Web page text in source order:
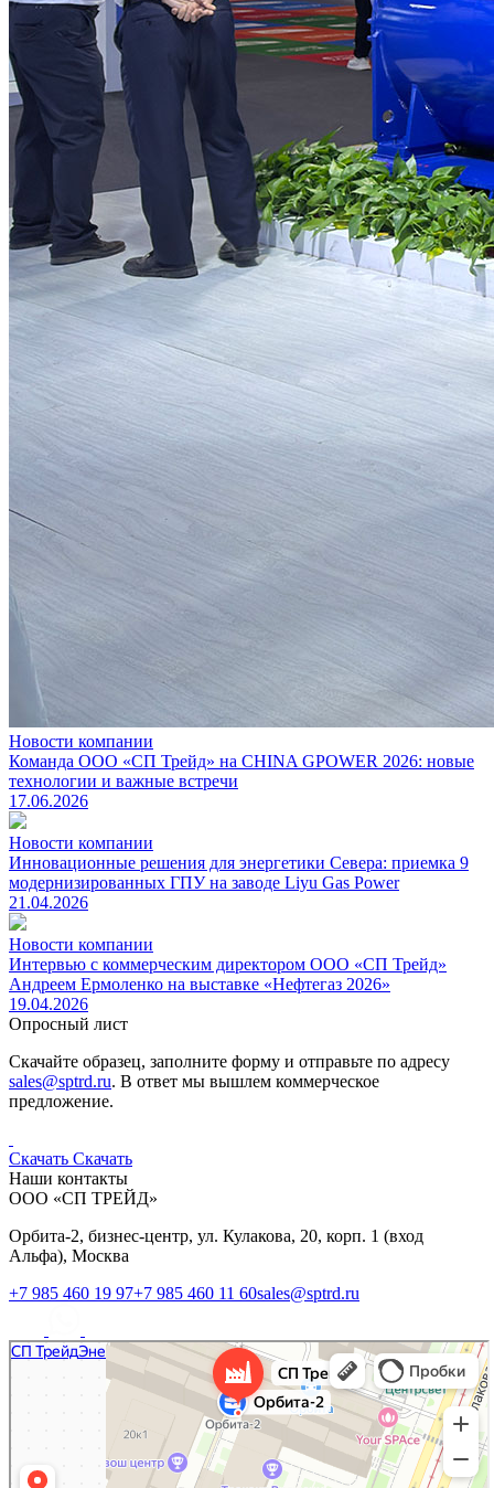
Новости компании
Команда ООО «СП Трейд» на CHINA GPOWER 2026: новые
технологии и важные встречи
17.06.2026
Новости компании
Инновационные решения для энергетики Севера: приемка 9
модернизированных ГПУ на заводе Liyu Gas Power
21.04.2026
Новости компании
Интервью с коммерческим директором ООО «СП Трейд»
Андреем Ермоленко на выставке «Нефтегаз 2026»
19.04.2026
Опросный лист
Скачайте образец, заполните форму и отправьте по адресу
sales@sptrd.ru. В ответ мы вышлем коммерческое
предложение.
Скачать Скачать
Наши контакты
ООО «СП ТРЕЙД»
Орбита-2, бизнес-центр, ул. Кулакова, 20, корп. 1 (вход
Альфа), Москва
+7 985 460 19 97+7 985 460 11 60sales@sptrd.ru